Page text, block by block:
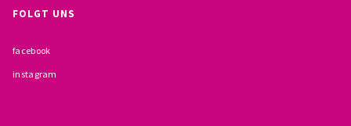
FOLGT UNS
facebook
instagram